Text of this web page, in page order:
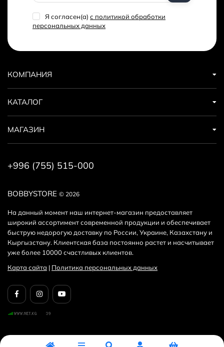
Я согласен(a) с политикой обработки
персональных данных
BOBBYSTORE © 2026
На данный момент наш интернет-магазин предоставляет
широкий ассортимент современной продукции и обеспечивает
быструю недорогую доставку по России, Украине, Казахстану и
Кыргызстану. Клиентская база постоянно растет и насчитывает
уже более 10000 счастливых клиентов.
Карта сайта | Политика персональных данных
КОМПАНИЯ
КАТАЛОГ
МАГАЗИН
+996 (755) 515-000